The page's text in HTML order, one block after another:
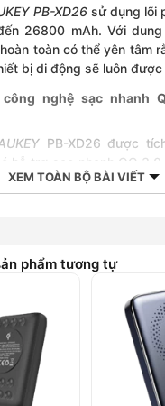
PB-XD26sử dụng lõi
26800 mAh. Với
toàn có thể yên tâm
bị di động sẽ luôn được
nghệ sạc nhanh
PB-XD26 được
hỗ trợ sạc nhanh QC
cấp năng lượng cho thiết
của Pin dự phòng
được
điều chỉnh đầu ra một
sạc nhanh hơn, an toàn
PB-XD26 có tính
XEM TOÀN BỘ BÀI VIẾT
phẩm tương tự